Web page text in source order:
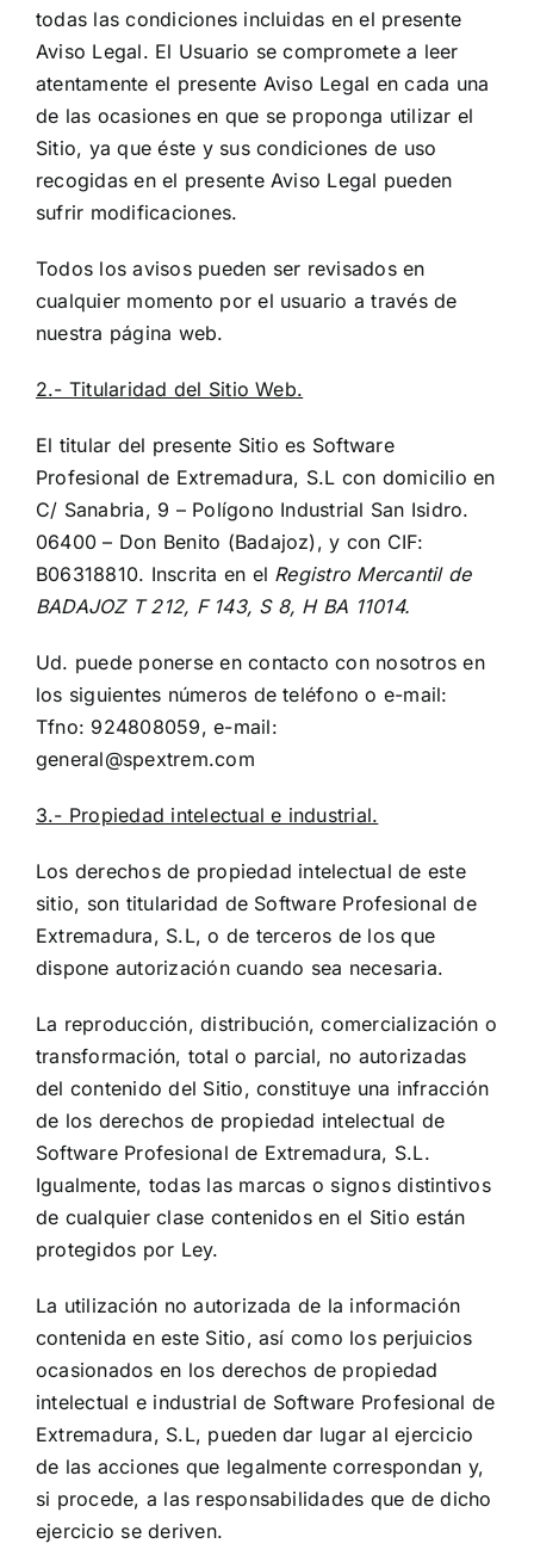
todas las condiciones incluidas en el presente
Aviso Legal. El Usuario se compromete a leer
atentamente el presente Aviso Legal en cada una
de las ocasiones en que se proponga utilizar el
Sitio, ya que éste y sus condiciones de uso
recogidas en el presente Aviso Legal pueden
sufrir modificaciones.
Todos los avisos pueden ser revisados en
cualquier momento por el usuario a través de
nuestra página web.
2.- Titularidad del Sitio Web.
El titular del presente Sitio es Software
Profesional de Extremadura, S.L con domicilio en
C/ Sanabria, 9 – Polígono Industrial San Isidro.
06400 – Don Benito (Badajoz), y con CIF:
B06318810. Inscrita en el Registro Mercantil de
BADAJOZ T 212, F 143, S 8, H BA 11014.
Ud. puede ponerse en contacto con nosotros en
los siguientes números de teléfono o e-mail:
Tfno: 924808059, e-mail:
general@spextrem.com
3.- Propiedad intelectual e industrial.
Los derechos de propiedad intelectual de este
sitio, son titularidad de Software Profesional de
Extremadura, S.L, o de terceros de los que
dispone autorización cuando sea necesaria.
La reproducción, distribución, comercialización o
transformación, total o parcial, no autorizadas
del contenido del Sitio, constituye una infracción
de los derechos de propiedad intelectual de
Software Profesional de Extremadura, S.L.
Igualmente, todas las marcas o signos distintivos
de cualquier clase contenidos en el Sitio están
protegidos por Ley.
La utilización no autorizada de la información
contenida en este Sitio, así como los perjuicios
ocasionados en los derechos de propiedad
intelectual e industrial de Software Profesional de
Extremadura, S.L, pueden dar lugar al ejercicio
de las acciones que legalmente correspondan y,
si procede, a las responsabilidades que de dicho
ejercicio se deriven.